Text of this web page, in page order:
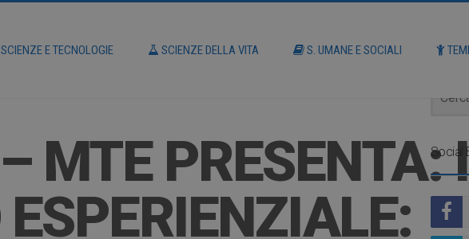
SCIENZE E TECNOLOGIE SCIENZE DELLA VITA S. UMANE E SOCIALI
MTE PRESENTA:
ESPERIENZIALE:
Social